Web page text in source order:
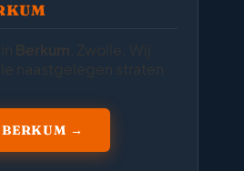
Berkum
, Zwolle. Wij
naastgelegen straten
BERKUM →